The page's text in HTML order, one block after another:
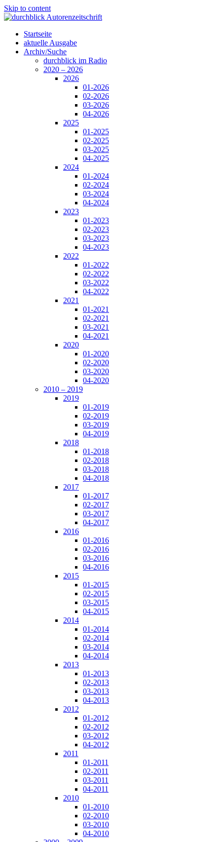
Skip to content
Startseite
aktuelle Ausgabe
Archiv/Suche
durchblick im Radio
2020 – 2026
2026
01-2026
02-2026
03-2026
04-2026
2025
01-2025
02-2025
03-2025
04-2025
2024
01-2024
02-2024
03-2024
04-2024
2023
01-2023
02-2023
03-2023
04-2023
2022
01-2022
02-2022
03-2022
04-2022
2021
01-2021
02-2021
03-2021
04-2021
2020
01-2020
02-2020
03-2020
04-2020
2010 – 2019
2019
01-2019
02-2019
03-2019
04-2019
2018
01-2018
02-2018
03-2018
04-2018
2017
01-2017
02-2017
03-2017
04-2017
2016
01-2016
02-2016
03-2016
04-2016
2015
01-2015
02-2015
03-2015
04-2015
2014
01-2014
02-2014
03-2014
04-2014
2013
01-2013
02-2013
03-2013
04-2013
2012
01-2012
02-2012
03-2012
04-2012
2011
01-2011
02-2011
03-2011
04-2011
2010
01-2010
02-2010
03-2010
04-2010